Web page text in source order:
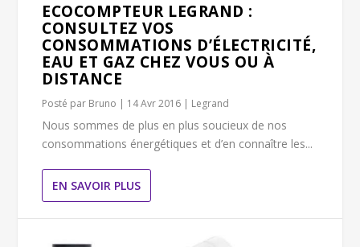
ECOCOMPTEUR LEGRAND :
CONSULTEZ VOS
CONSOMMATIONS D’ÉLECTRICITÉ,
EAU ET GAZ CHEZ VOUS OU À
DISTANCE
Posté par Bruno | 14 Avr 2016 | Legrand
Nous sommes de plus en plus soucieux de nos
consommations énergétiques et d’en connaître les...
EN SAVOIR PLUS